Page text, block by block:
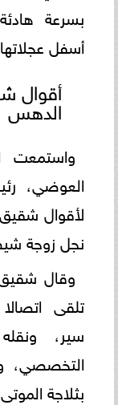
بسرعة
أسفل
أقوال
الدهس
واستمعت
العوضي،
لأقوال
نجل زوجة
وقال
تلقى
سير،
التخصصي،
بثلاجة